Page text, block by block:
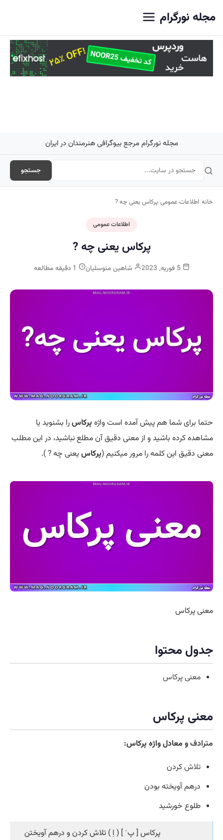
مجله نورگرام
مجله نورگرام مرجع بیوگرافی هنرمندان در ایران
جستجو
خانه/اطلاعات عمومی/پرکاس یعنی چه ?
اطلاعات عمومی
پرکاس یعنی چه ?
شاهین متوسلیان
حتما برای شما هم پیش آمده است واژه پرکاسرا بشنوید یا
مشاهده کرده باشید و از معنی دقیق آن مطلع نباشید، در این مطلب
معنی دقیق این کلمه را مرور میکنیم (پرکاسیعنی چه ? ).
معنی پرکاس
جدول محتوا
معنی پرکاس
معنی پرکاس
مترادفو معادل واژه پرکاس:
تلاشکردن
درهم آویخته بودن
طلوع خورشید
پرکاس [ پ َ ] ( اِ ) تلاش کردن و درهم آویختن